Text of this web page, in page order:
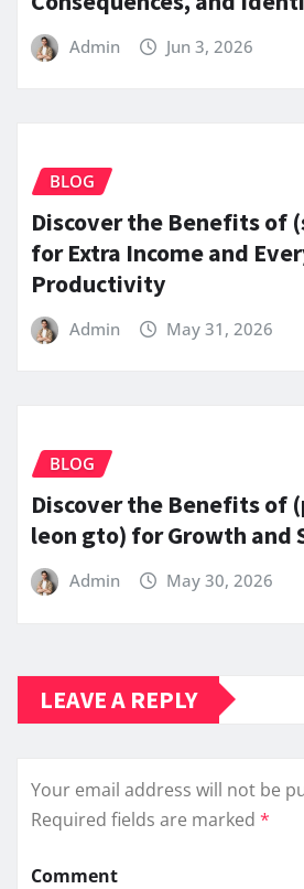
Admin Jun 3, 2026
BLOG
Discover the Benefits of
for Extra Income and
Productivity
Admin May 31, 2026
BLOG
Discover the Benefits of
leon gto) for Growth and
Admin May 30, 2026
LEAVE A REPLY
Your email address will not be
Required fields are marked *
Comment